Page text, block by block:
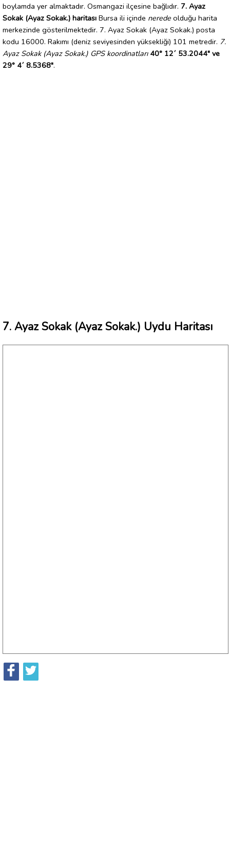
boylamda yer almaktadır. Osmangazi ilçesine bağlıdır. 7. Ayaz
Sokak (Ayaz Sokak.) haritası Bursa ili içinde nerede olduğu harita
merkezinde gösterilmektedir. 7. Ayaz Sokak (Ayaz Sokak.) posta
kodu 16000. Rakımı (deniz seviyesinden yüksekliği) 101 metredir. 7.
Ayaz Sokak (Ayaz Sokak.) GPS koordinatları 40° 12´ 53.2044" ve
29° 4´ 8.5368".
7. Ayaz Sokak (Ayaz Sokak.) Uydu Haritası